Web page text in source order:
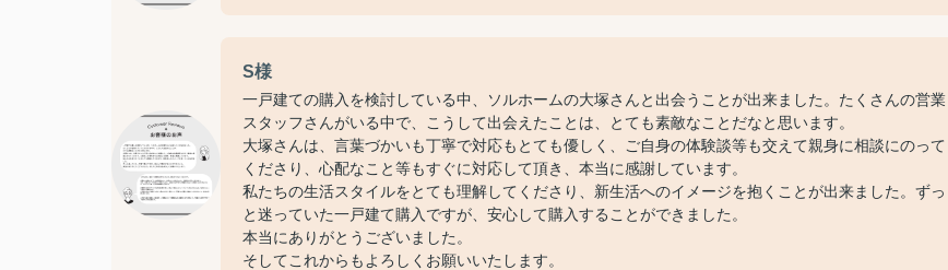
S様
一戸建ての購入を検討している中、ソルホームの大塚さんと出会うことが出来ました。たくさんの営業
スタッフさんがいる中で、こうして出会えたことは、とても素敵なことだなと思います。
大塚さんは、言葉づかいも丁寧で対応もとても優しく、ご自身の体験談等も交えて親身に相談にのって
くださり、心配なこと等もすぐに対応して頂き、本当に感謝しています。
私たちの生活スタイルをとても理解してくださり、新生活へのイメージを抱くことが出来ました。ずっ
と迷っていた一戸建て購入ですが、安心して購入することができました。
本当にありがとうございました。
そしてこれからもよろしくお願いいたします。